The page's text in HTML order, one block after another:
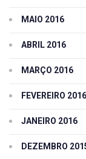
MAIO 2016
ABRIL 2016
MARÇO 2016
FEVEREIRO 2016
JANEIRO 2016
DEZEMBRO